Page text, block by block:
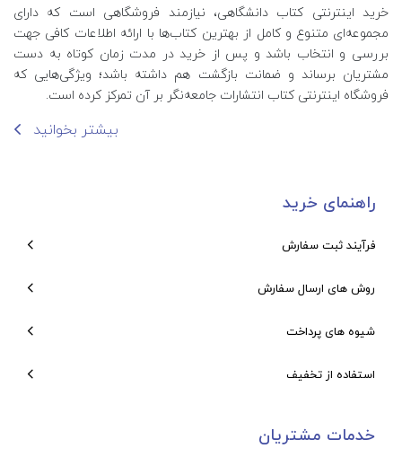
خرید اینترنتی کتاب‌ دانشگاهی، نیازمند فروشگاهی است که دارای
مجموعه‌ای متنوع و کامل از بهترین کتاب‌ها با ارائه اطلاعات کافی جهت
بررسی و انتخاب باشد و پس از خرید در مدت زمان کوتاه به دست
مشتریان برساند و ضمانت بازگشت هم داشته باشد؛ ویژگی‌هایی که
فروشگاه اینترنتی کتاب انتشارات جامعه‌نگر بر آن تمرکز کرده است.
بیشتر بخوانید
راهنمای خرید
فرآیند ثبت سفارش
روش های ارسال سفارش
شیوه های پرداخت
استفاده از تخفیف
خدمات مشتریان